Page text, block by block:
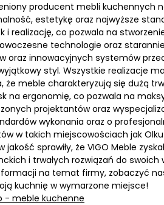
producent mebli kuchennych
estetykę oraz najwyższe
i realizację, co pozwala na
technologie oraz
oraz innowacyjnych systemów
styl. Wszystkie realizacje
że meble charakteryzują się dużą
na ergonomię, co pozwala na
projektantów oraz
wykonania oraz o
w takich miejscowościach jak
jakość sprawiły, że VIGO Meble
i trwałych rozwiązań do
na temat firmy, zobaczyć
kuchnię w wymarzone miejsce!
- meble kuchenne